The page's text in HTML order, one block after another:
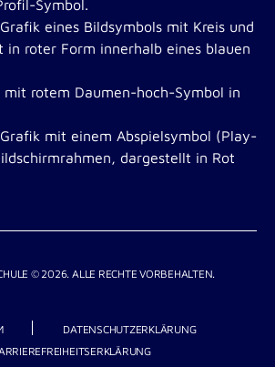
© 2026. ALLE RECHTE VORBEHALTEN.
DATENSCHUTZERKLÄRUNG